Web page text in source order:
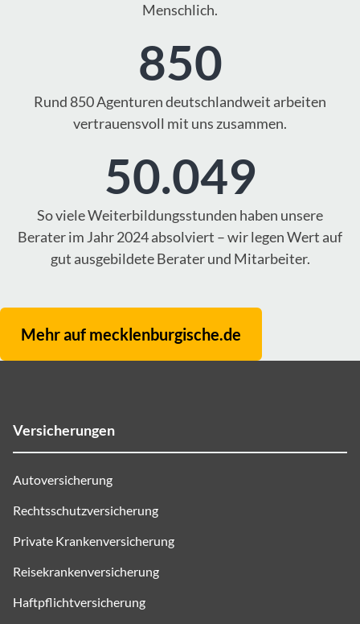
Menschlich.
850
Rund 850 Agenturen deutschlandweit arbeiten
vertrauensvoll mit uns zusammen.
50.049
So viele Weiterbildungsstunden haben unsere
Berater im Jahr 2024 absolviert – wir legen Wert auf
gut ausgebildete Berater und Mitarbeiter.
Mehr auf mecklenburgische.de
Versicherungen
Autoversicherung
Rechtsschutzversicherung
Private Krankenversicherung
Reisekrankenversicherung
Haftpflichtversicherung